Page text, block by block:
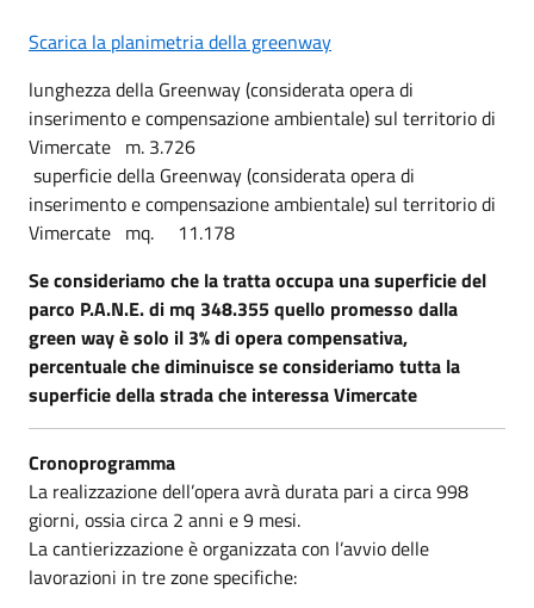
Scarica la planimetria della greenway
lunghezza della Greenway (considerata opera di
inserimento e compensazione ambientale) sul territorio di
Vimercate m. 3.726
­ superficie della Greenway (considerata opera di
inserimento e compensazione ambientale) sul territorio di
Vimercate mq. 11.178
Se consideriamo che la tratta occupa una superficie del
parco P.A.N.E. di mq 348.355 quello promesso dalla
green way è solo il 3% di opera compensativa,
percentuale che diminuisce se consideriamo tutta la
superficie della strada che interessa Vimercate
Cronoprogramma
La realizzazione dell’opera avrà durata pari a circa 998
giorni, ossia circa 2 anni e 9 mesi.
La cantierizzazione è organizzata con l’avvio delle
lavorazioni in tre zone specifiche: